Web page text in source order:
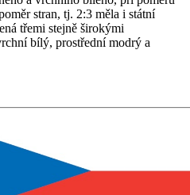
stran, tj. 2:3 měla i státní
třemi stejně širokými
bílý, prostřední modrý a